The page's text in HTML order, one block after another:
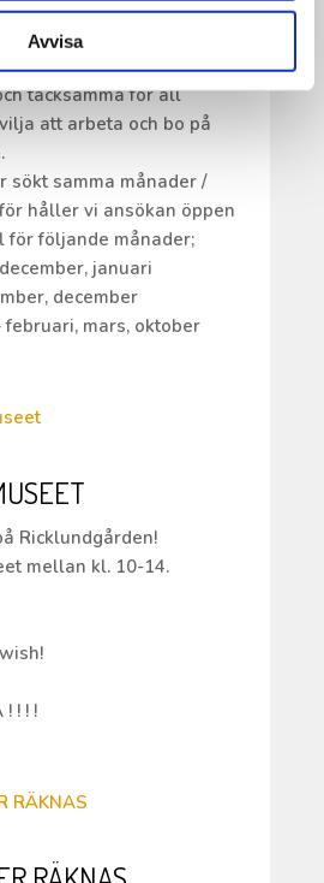
Avvisa
till vårt residens.
tacksamma för all
att arbeta och bo på
sökt samma månader /
håller vi ansökan öppen
följande månader;
januari
december
mars, oktober
Ricklundgården!
mellan kl. 10-14.
! ! !